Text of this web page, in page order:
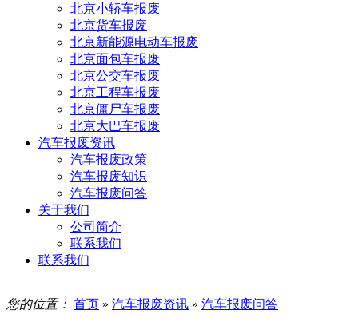
北京小轿车报废
北京货车报废
北京新能源电动车报废
北京面包车报废
北京公交车报废
北京工程车报废
北京僵尸车报废
北京大巴车报废
汽车报废资讯
汽车报废政策
汽车报废知识
汽车报废问答
关于我们
公司简介
联系我们
联系我们
您的位置： 首页 » 汽车报废资讯 » 汽车报废问答